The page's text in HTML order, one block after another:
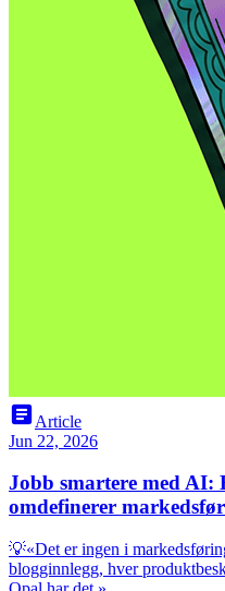
articleArticle
Jun 22, 2026
Jobb smartere med
omdefinerer
💡«Det er ingen i
blogginnlegg, hver